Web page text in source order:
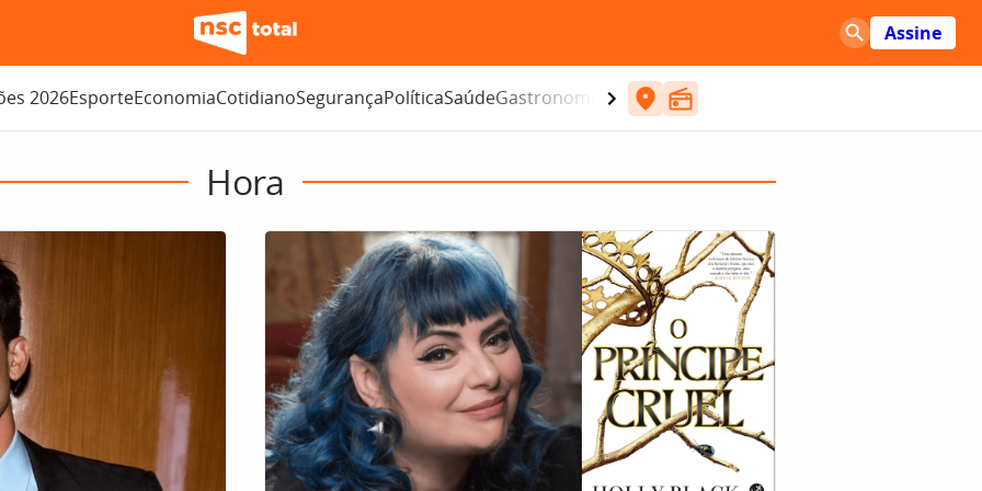
Assine
2026EsporteEconomiaCotidianoSegurançaPolíticaSaúdeGastronomia Entretenimento
Hora